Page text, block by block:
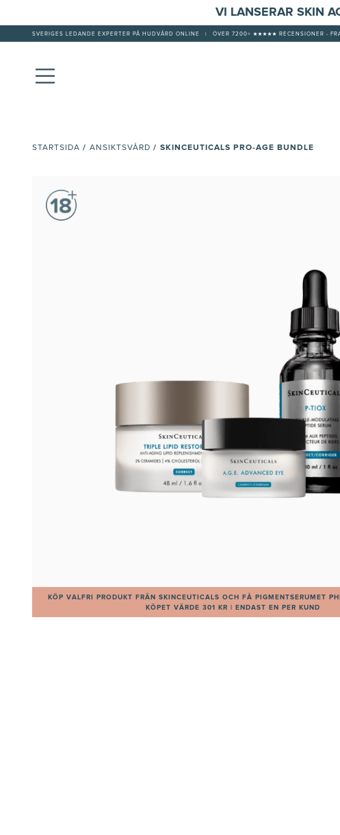
VI LANSERAR SKIN
SVERIGES LEDANDE EXPERTER PÅ HUDVÅRD ONLINE ÖVER 7200+ ★★★★★ RECENSIONER -
STARTSIDA / ANSIKTSVÅRD / SKINCEUTICALS PRO-AGE BUNDLE
KÖP VALFRI PRODUKT FRÅN SKINCEUTICALS OCH FÅ PIGMENTSERUMET
KÖPET VÄRDE 301 KR | ENDAST EN PER KUND